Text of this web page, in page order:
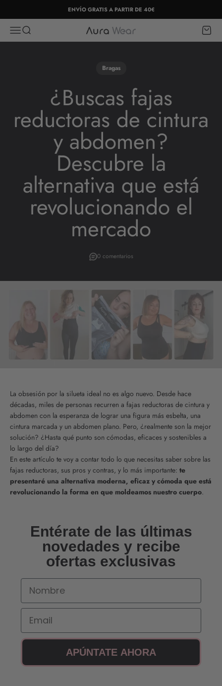
ENVÍO GRATIS A PARTIR DE 40€
Abrir menú de navegación
Abrir búsqueda Aura Wear Abrir
Bragas
¿Buscas fajas
reductoras de cintura
y abdomen?
Descubre la
alternativa que está
revolucionando el
mercado
0 comentarios
La obsesión por la silueta ideal no es algo nuevo. Desde hace
décadas, miles de personas recurren a fajas reductoras de cintura y
abdomen con la esperanza de lograr una figura más esbelta, una
cintura marcada y un abdomen plano. Pero, ¿realmente son la mejor
solución? ¿Hasta qué punto son cómodas, eficaces y sostenibles a
lo largo del día?
En este artículo te voy a contar todo lo que necesitas saber sobre las
fajas reductoras, sus pros y contras, y lo más importante: te
presentaré una alternativa moderna, eficaz y cómoda que está
revolucionando la forma en que moldeamos nuestro cuerpo.
Entérate de las últimas
novedades y recibe
ofertas exclusivas
Nombre
Email
APÚNTATE AHORA